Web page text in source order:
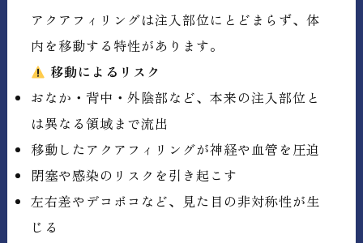
アクアフィリングは注入部位にとどまらず、体
内を移動する特性があります。
移動によるリスク
おなか・背中・外陰部など、本来の注入部位と
は異なる領域まで流出
移動したアクアフィリングが神経や血管を圧迫
閉塞や感染のリスクを引き起こす
左右差やデコボコなど、見た目の非対称性が生
じる